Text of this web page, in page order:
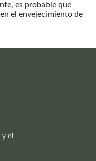
es probable que
el envejecimiento de
el